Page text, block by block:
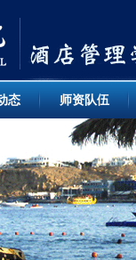
态 师资队伍